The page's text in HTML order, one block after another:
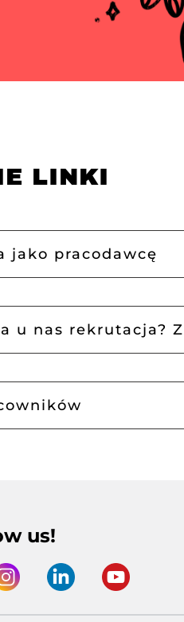
LINKI
jako pracodawcę
u nas rekrutacja?
us!